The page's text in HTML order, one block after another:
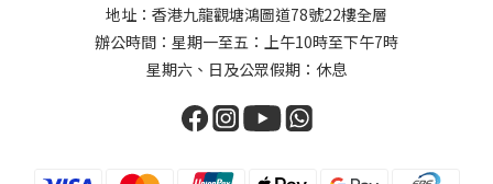
地址：香港九龍觀塘鴻圖道78號22樓全層
辦公時間：星期一至五：上午10時至下午7時
星期六、日及公眾假期：休息